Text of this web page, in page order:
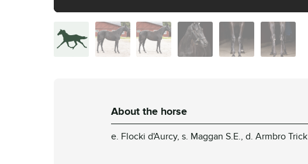
About the horse
e. Flocki d'Aurcy, s. Maggan S.E., d. Armbro Trick